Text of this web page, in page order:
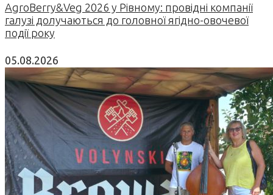
AgroBerry&Veg 2026 у Рівному: провідні компанії
галузі долучаються до головної ягідно-овочевої
події року
05.08.2026